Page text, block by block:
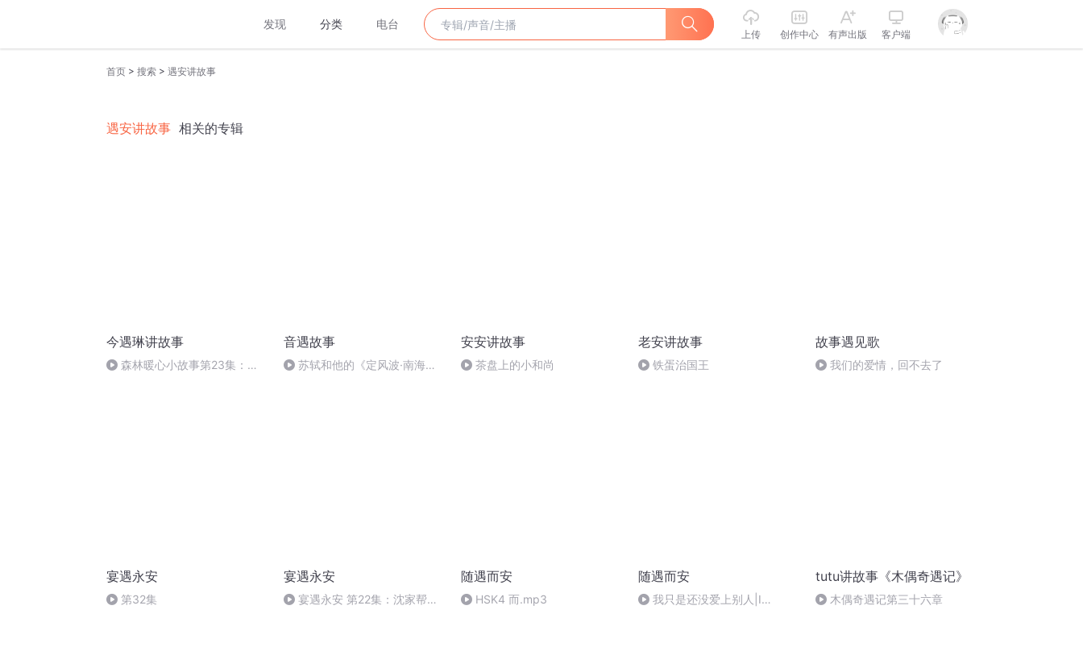
发现 分类 电台
上传 创作中心 有声出版 客户端
首页 > 搜索 > 遇安讲故事
遇安讲故事 相关的专辑
今遇琳讲故事
森林暖心小故事第23集：夜
音遇故事
苏轼和他的《定风波·南海归
安安讲故事
茶盘上的小和尚
老安讲故事
铁蛋治国王
故事遇见歌
我们的爱情，回不去了
宴遇永安
第32集
宴遇永安
宴遇永安 第22集：沈家帮林
随遇而安
HSK4 而.mp3
随遇而安
我只是还没爱上别人|I
tutu讲故事《木偶奇遇记》
木偶奇遇记第三十六章